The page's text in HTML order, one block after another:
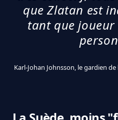
que Zlatan est
tant que
Karl-Johan Johnsson, le gardien